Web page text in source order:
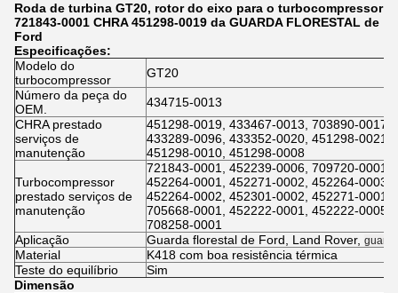
Roda de turbina GT20, rotor do eixo para o turbocompressor
721843-0001 CHRA 451298-0019 da GUARDA FLORESTAL de
Ford
Especificações:
Modelo do
turbocompressor
GT20
Número da peça do
OEM.
434715-0013
CHRA prestado
serviços de
manutenção
451298-0019, 433467-0013, 703890-0017,
433289-0096, 433352-0020, 451298-0021,
451298-0010, 451298-0008
Turbocompressor
prestado serviços de
manutenção
721843-0001, 452239-0006, 709720-0001,
452264-0001, 452271-0002, 452264-0003,
452264-0002, 452301-0002, 452271-0001,
705668-0001, 452222-0001, 452222-0005,
708258-0001
Aplicação
Guarda florestal de Ford, Land Rover,
Material
K418 com boa resistência térmica
Teste do equilíbrio
Sim
Dimensão